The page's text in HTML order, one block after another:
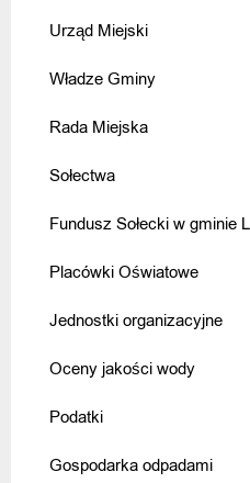
Urząd Miejski
Władze Gminy
Rada Miejska
Sołectwa
Fundusz Sołecki w gminie
Placówki Oświatowe
Jednostki organizacyjne
Oceny jakości wody
Podatki
Gospodarka odpadami